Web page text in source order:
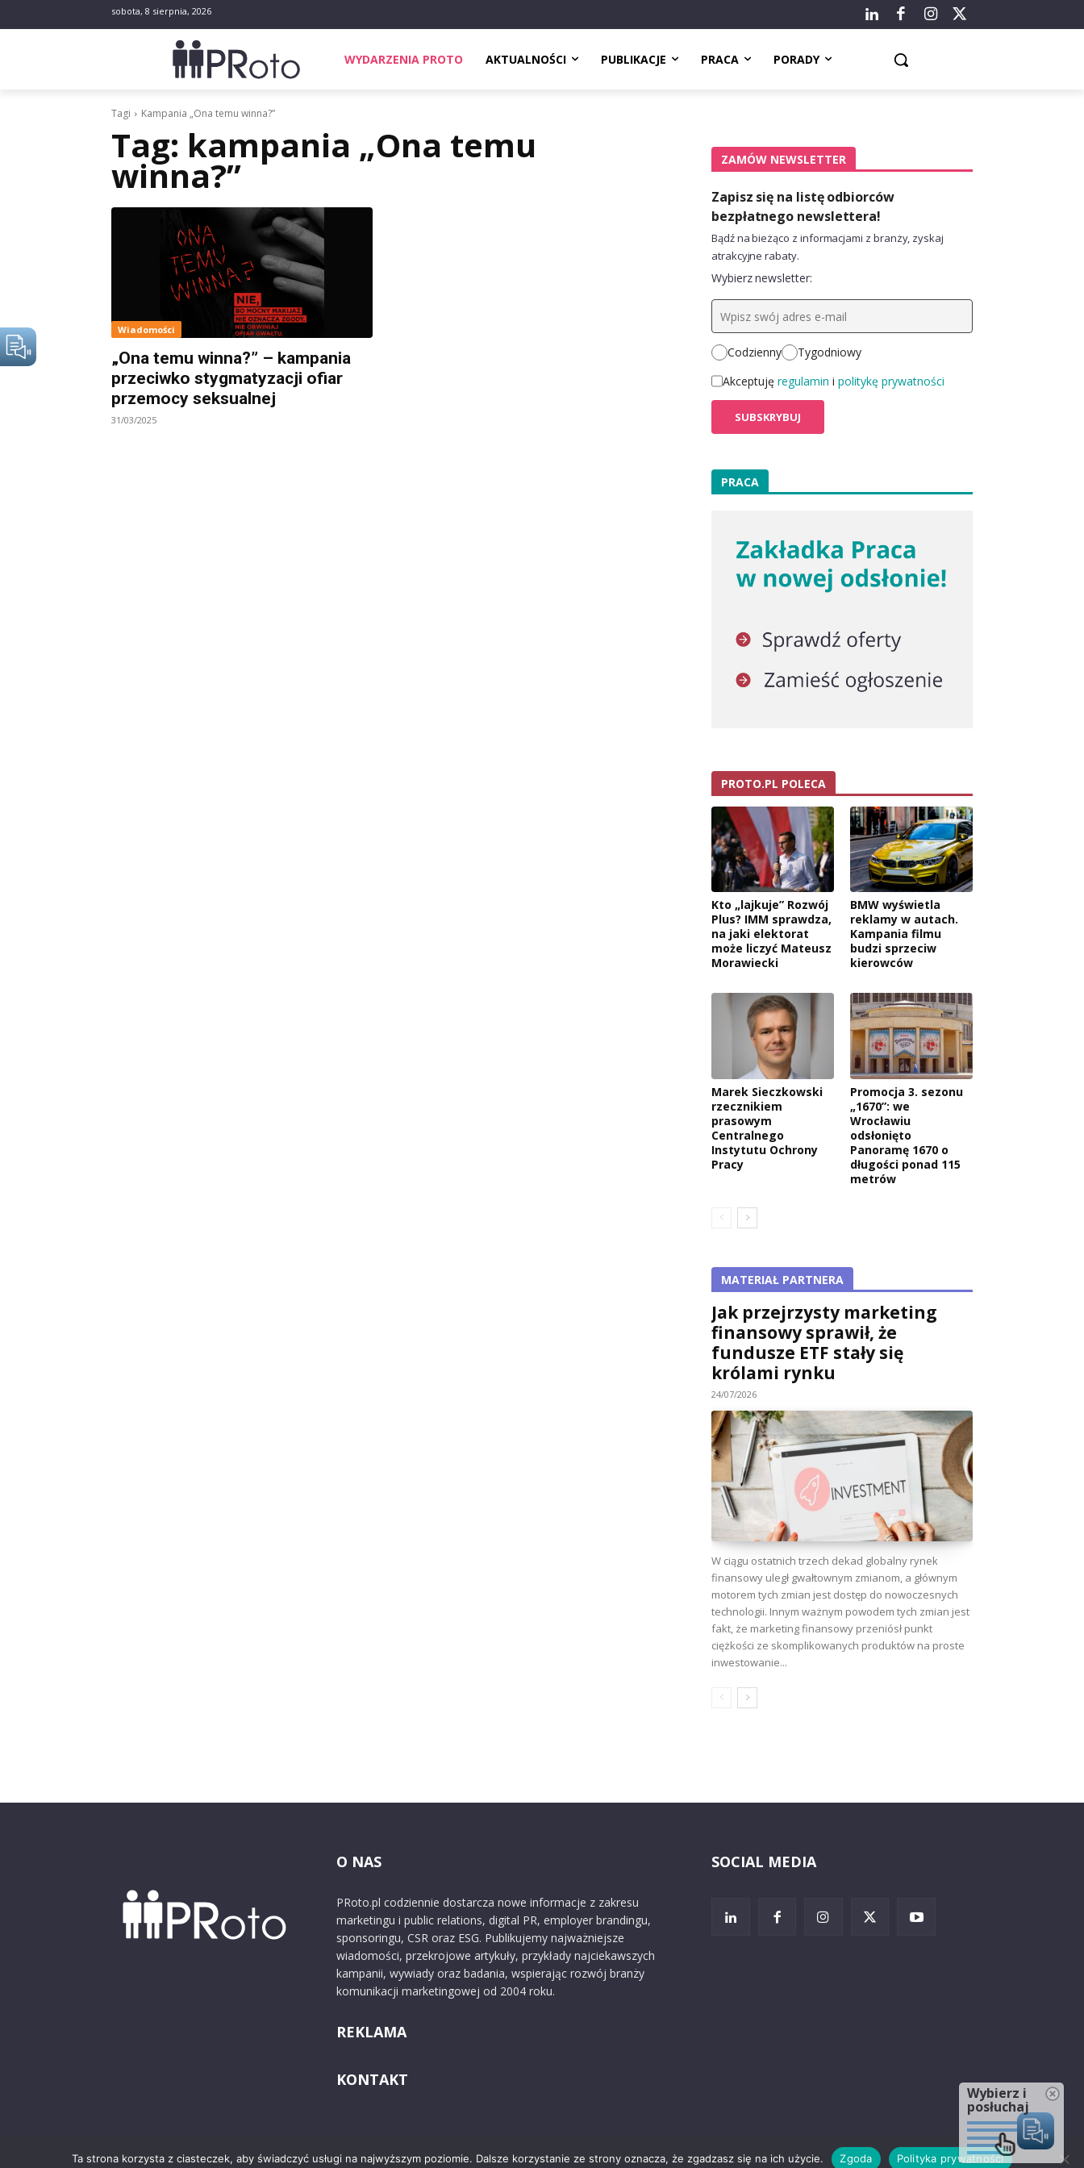
sobota, 8 sierpnia, 2026
WYDARZENIA PROTO AKTUALNOŚCI PUBLIKACJE PRACA PORADY
Tagi Kampania „Ona temu winna?”
Tag: kampania „Ona temu
winna?”
Wiadomości
„Ona temu winna?” – kampania
przeciwko stygmatyzacji ofiar
przemocy seksualnej
31/03/2025
ZAMÓW NEWSLETTER
Zapisz się na listę odbiorców
bezpłatnego newslettera!
Bądź na bieżąco z informacjami z branży, zyskaj
atrakcyjne rabaty.
Wybierz newsletter:
Codzienny
Tygodniowy
Akceptuję regulamin i politykę prywatności
PRACA
PROTO.PL POLECA
Kto „lajkuje” Rozwój
Plus? IMM sprawdza,
na jaki elektorat
może liczyć Mateusz
Morawiecki
BMW wyświetla
reklamy w autach.
Kampania filmu
budzi sprzeciw
kierowców
Marek Sieczkowski
rzecznikiem
prasowym
Centralnego
Instytutu Ochrony
Pracy
Promocja 3. sezonu
„1670”: we
Wrocławiu
odsłonięto
Panoramę 1670 o
długości ponad 115
metrów
MATERIAŁ PARTNERA
Jak przejrzysty marketing
finansowy sprawił, że
fundusze ETF stały się
królami rynku
24/07/2026
W ciągu ostatnich trzech dekad globalny rynek
finansowy uległ gwałtownym zmianom, a głównym
motorem tych zmian jest dostęp do nowoczesnych
technologii. Innym ważnym powodem tych zmian jest
fakt, że marketing finansowy przeniósł punkt
ciężkości ze skomplikowanych produktów na proste
inwestowanie...
O NAS
PRoto.pl codziennie dostarcza nowe informacje z zakresu
marketingu i public relations, digital PR, employer brandingu,
sponsoringu, CSR oraz ESG. Publikujemy najważniejsze
wiadomości, przekrojowe artykuły, przykłady najciekawszych
kampanii, wywiady oraz badania, wspierając rozwój branży
komunikacji marketingowej od 2004 roku.
REKLAMA
KONTAKT
SOCIAL MEDIA
Ta strona korzysta z ciasteczek, aby świadczyć usługi na najwyższym poziomie. Dalsze korzystanie ze strony oznacza, że zgadzasz się na ich użycie. Zgoda Polityka prywatności
Wybierz i
posłuchaj